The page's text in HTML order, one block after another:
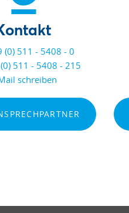
(0) 511 - 5408 - 0
511 - 5408 - 215
schreiben